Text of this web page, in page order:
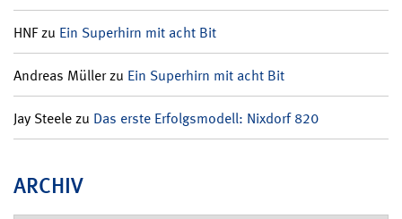
HNFzu Ein Superhirn mit acht Bit
Andreas Müllerzu Ein Superhirn mit acht Bit
Jay Steelezu Das erste Erfolgsmodell: Nixdorf 820
ARCHIV